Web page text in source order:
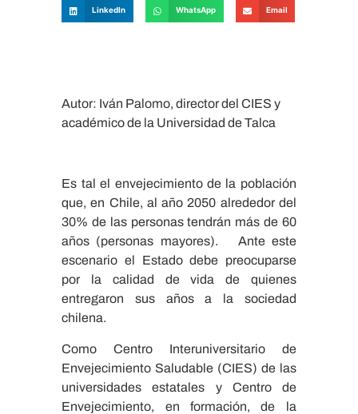
LinkedIn WhatsApp Email
Autor: Iván Palomo, director del CIES y
académico de la Universidad de Talca
Es tal el envejecimiento de la población
que, en Chile, al año 2050 alrededor del
30% de las personas tendrán más de 60
años (personas mayores). Ante este
escenario el Estado debe preocuparse
por la calidad de vida de quienes
entregaron sus años a la sociedad
chilena.
Como Centro Interuniversitario de
Envejecimiento Saludable (CIES) de las
universidades estatales y Centro de
Envejecimiento, en formación, de la